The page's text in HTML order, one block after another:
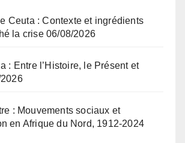
Ceuta : Contexte et ingrédients
la crise 06/08/2026
: Entre l’Histoire, le Présent et
: Mouvements sociaux et
en Afrique du Nord, 1912-2024